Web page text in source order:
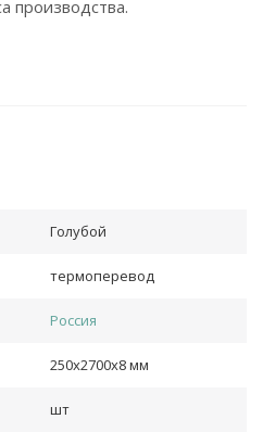
производства.
Голубой
термоперевод
Россия
250х2700х8 мм
шт